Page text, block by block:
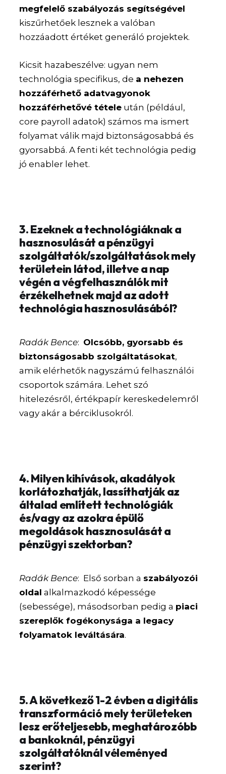
megfelelő szabályozás segítségével
kiszűrhetőek lesznek a valóban
hozzáadott értéket generáló projektek.
Kicsit hazabeszélve: ugyan nem
technológia specifikus, de a nehezen
hozzáférhető adatvagyonok
hozzáférhetővé tétele után (például,
core payroll adatok) számos ma ismert
folyamat válik majd biztonságosabbá és
gyorsabbá. A fenti két technológia pedig
jó enabler lehet.
3. Ezeknek a technológiáknak a
hasznosulását a pénzügyi
szolgáltatók/szolgáltatások mely
területein látod, illetve a nap
végén a végfelhasználók mit
érzékelhetnek majd az adott
technológia hasznosulásából?
Radák Bence: Olcsóbb, gyorsabb és
biztonságosabb szolgáltatásokat,
amik elérhetők nagyszámú felhasználói
csoportok számára. Lehet szó
hitelezésről, értékpapír kereskedelemről
vagy akár a bérciklusokról.
4. Milyen kihívások, akadályok
korlátozhatják, lassíthatják az
általad említett technológiák
és/vagy az azokra épülő
megoldások hasznosulását a
pénzügyi szektorban?
Radák Bence: Első sorban a szabályozói
oldal alkalmazkodó képessége
(sebessége), másodsorban pedig a piaci
szereplők fogékonysága a legacy
folyamatok leváltására.
5. A következő 1-2 évben a digitális
transzformáció mely területeken
lesz erőteljesebb, meghatározóbb
a bankoknál, pénzügyi
szolgáltatóknál véleményed
szerint?